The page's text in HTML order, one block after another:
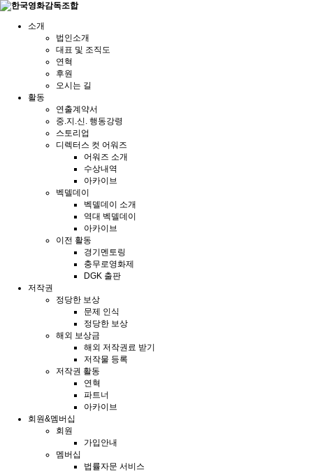
소개
법인소개
대표 및 조직도
연혁
후원
오시는 길
활동
연출계약서
중.지.신. 행동강령
스토리업
디렉터스 컷 어워즈
어워즈 소개
수상내역
아카이브
벡델데이
벡델데이 소개
역대 벡델데이
아카이브
이전 활동
경기멘토링
충무로영화제
DGK 출판
저작권
정당한 보상
문제 인식
정당한 보상
해외 보상금
해외 저작권료 받기
저작물 등록
저작권 활동
연혁
파트너
아카이브
회원&멤버십
회원
가입안내
멤버십
법률자문 서비스